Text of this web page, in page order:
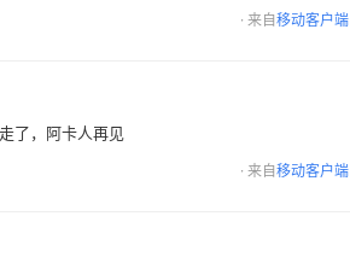
· 来自移动客户端
了，阿卡人再见
· 来自移动客户端